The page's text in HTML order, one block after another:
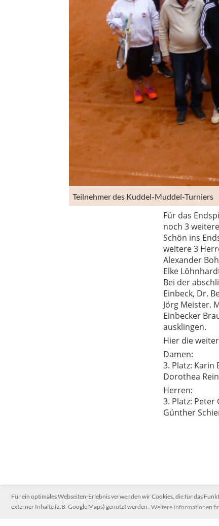
Für ein optimales Webseiten-Erlebnis verwenden wir Cookies, die für das
externer Inhalte (z.B. Google Maps) genutzt werden. Weitere Informationen
Teilnehmer des Kuddel-Muddel-Turniers
Für das
noch 3
Schön ins
weitere 3
Alexander
Elke
Bei der
Einbeck, Dr.
Jörg Meister.
Einbecker
ausklingen.
Hier die
Damen:
3. Platz: Karin
Dorothea
Herren:
3. Platz: Peter
Günther